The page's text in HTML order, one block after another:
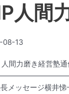
人間
08-13
間力磨き経営塾
メッセージ横井